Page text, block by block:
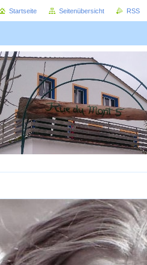
Startseite Seitenübersicht RSS